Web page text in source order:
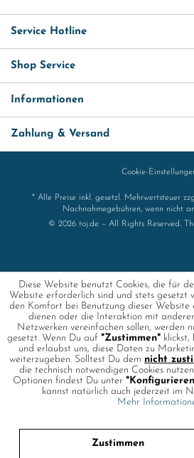
Service Hotline
Shop Service
Informationen
Zahlung & Versand
Cookie-
* Alle Preise inkl. gesetzl. Mehrwertsteuer
Nachnahmegebühren, wenn nicht
© 2026 toj.de – All Rights Reserved.
Diese Website benutzt Cookies, die für
Website erforderlich sind und stets gesetzt
den Komfort bei Benutzung dieser Website
dienen oder die Interaktion mit
Netzwerken vereinfachen sollen, werden
gesetzt. Wenn Du auf "Zustimmen"
und erlaubst uns, diese Daten zu
weiterzugeben. Solltest Du dem nicht
die technisch notwendigen Cookies
Optionen findest Du unter
kannst natürlich auch jederzeit im
Mehr
Zustimmen